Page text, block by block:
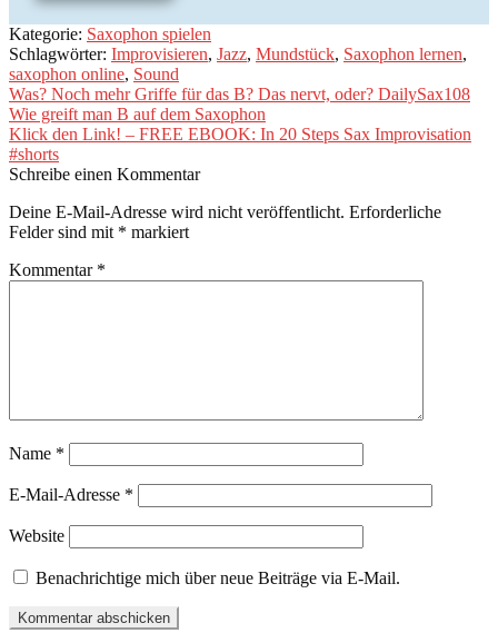
Kategorie: Saxophon spielen
Schlagwörter: Improvisieren, Jazz, Mundstück, Saxophon lernen,
saxophon online, Sound
Beitragsnavigation
Vorheriger
Beitrag:
Was? Noch mehr Griffe für das B? Das nervt, oder? DailySax108
Wie greift man B auf dem Saxophon
Nächster
Beitrag:
Klick den Link! – FREE EBOOK: In 20 Steps Sax Improvisation
#shorts
Schreibe einen Kommentar
Deine E-Mail-Adresse wird nicht veröffentlicht. Erforderliche
Felder sind mit * markiert
Kommentar *
Name *
E-Mail-Adresse *
Website
Benachrichtige mich über neue Beiträge via E-Mail.